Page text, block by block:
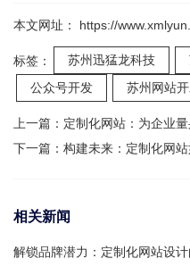
本文网址： https://
标签： 苏州迅猛龙科技
公众号开发
苏州网站
上一篇： 定制化网站：为企业
下一篇： 构建未来：定制化网
相关新闻
解锁品牌潜力：定制化网站设